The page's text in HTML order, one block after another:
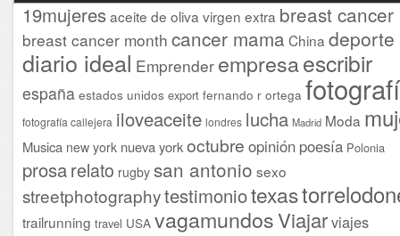
19mujeresaceite de oliva virgen extra breast cancer
breast cancer month cancer mama China deporte
diario ideal Emprender empresaescribir
españa estados unidos export fernando r ortega
fotografía callejera iloveaceite londres lucha Madrid Moda
Musica new york nueva yorkoctubre opinión poesía Polonia
prosarelato rugby san antonio sexo
streetphotographytestimoniotexas
trailrunning travel USA vagamundosViajarviajes